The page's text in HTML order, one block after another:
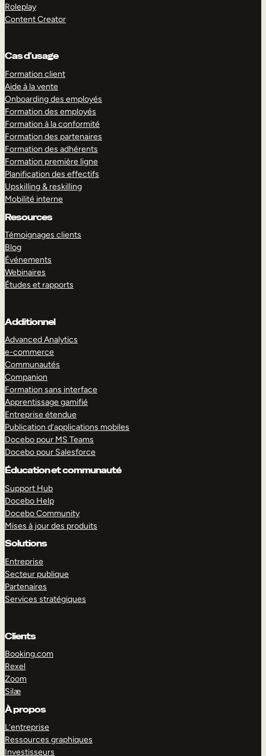
Roleplay
Content Creator
Cas d’usage
Formation client
Aide à la vente
Onboarding des employés
Formation des employés
Formation à la conformité
Formation des partenaires
Formation des adhérents
Formation première ligne
Planification des effectifs
Upskilling & reskilling
Mobilité interne
Resources
Témoignages clients
Blog
Événements
Webinaires
Études et rapports
Additionnel
Advanced Analytics
e-commerce
Communautés
Companion
Formation sans interface
Apprentissage gamifié
Entreprise étendue
Publication d’applications mobiles
Docebo pour MS Teams
Docebo pour Salesforce
Éducation et communauté
Support Hub
Docebo Help
Docebo Community
Mises à jour des produits
Solutions
Entreprise
Secteur publique
Partenaires
Services stratégiques
Clients
Booking.com
Rexel
Zoom
Silæ
À propos
L’entreprise
Ressources graphiques
Investisseurs